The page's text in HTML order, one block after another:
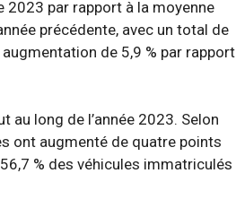
2023 par rapport à la moyenne
précédente, avec un total de
de 5,9 % par rapport
long de l’année 2023. Selon
ont augmenté de quatre points
% des véhicules immatriculés